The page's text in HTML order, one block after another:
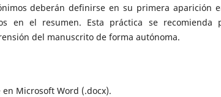
deberán definirse en su primera aparición
en el resumen. Esta práctica se recomienda
del manuscrito de forma autónoma.
Microsoft Word (.docx).